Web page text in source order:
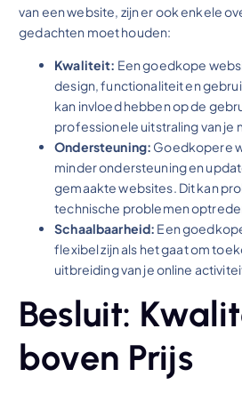
van een website, zijn er ook enkele
gedachten moet houden:
Kwaliteit: Een goedkope
design, functionaliteit en
kan invloed hebben op de
professionele uitstraling van je
Ondersteuning: Goedkopere
minder ondersteuning en
gemaakte websites. Dit kan
technische problemen
Schaalbaarheid: Een
flexibel zijn als het gaat om
uitbreiding van je online
Besluit:
boven Prijs